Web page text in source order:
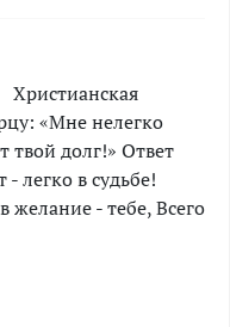
«Мне нелегко
твой долг!» Ответ
легко в судьбе!
желание - тебе, Всего